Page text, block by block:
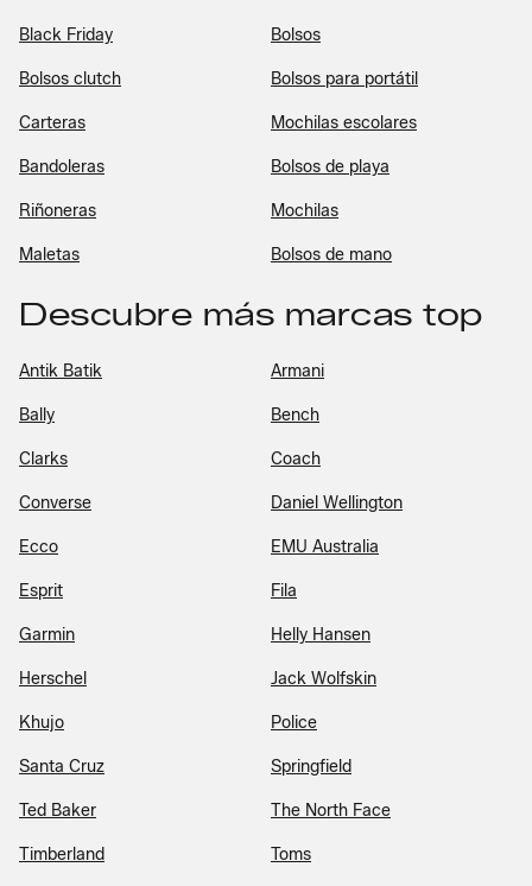
Black Friday Bolsos
Bolsos clutch Bolsos para portátil
Carteras Mochilas escolares
Bandoleras Bolsos de playa
Riñoneras Mochilas
Maletas Bolsos de mano
Descubre más marcas top
Antik Batik Armani
Bally Bench
Clarks Coach
Converse Daniel Wellington
Ecco EMU Australia
Esprit Fila
Garmin Helly Hansen
Herschel Jack Wolfskin
Khujo Police
Santa Cruz Springfield
Ted Baker The North Face
Timberland Toms